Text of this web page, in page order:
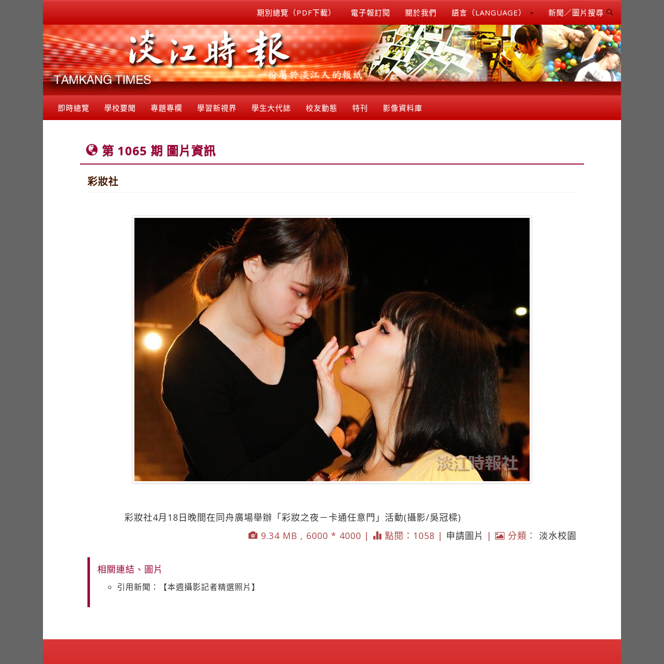
期別總覽（PDF下載） 電子報訂閱 關於我們 語言（LANGUAGE） 新聞／圖片搜尋
即時總覽 學校要聞 專題專欄 學習新視界 學生大代誌 校友動態 特刊 影像資料庫
第 1065 期 圖片資訊
彩妝社
彩妝社4月18日晚間在同舟廣場舉辦「彩妝之夜－卡通任意門」活動(攝影/吳冠樑)
9.34 MB , 6000 * 4000 |
點閱：1058 | 申請圖片 | 分類： 淡水校園
相關連結、圖片
引用新聞：【本週攝影記者精選照片】